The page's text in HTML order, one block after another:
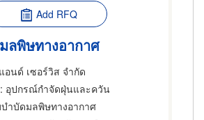
Add RFQ
ลพิษทางอากาศ
นด์ เซอร์วิส จำกัด
: อุปกรณ์กำจัดฝุ่นและควัน
ำบัดมลพิษทางอากาศ